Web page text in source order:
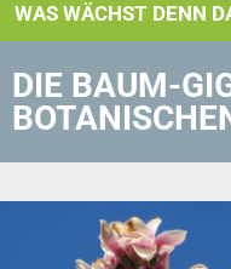
WAS WÄCHST DENN
DIE BAUM-